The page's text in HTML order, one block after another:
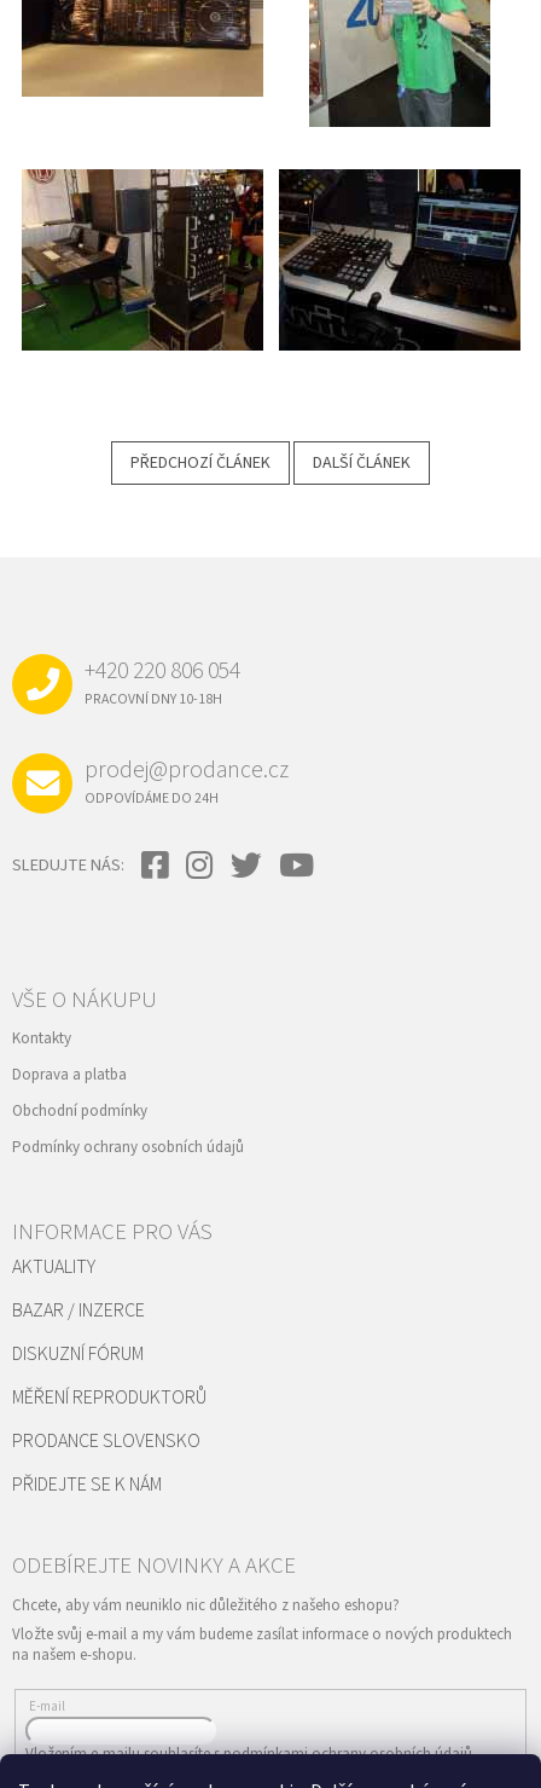
PŘEDCHOZÍ ČLÁNEK DALŠÍ ČLÁNEK
+420 220 806 054
PRACOVNÍ DNY 10-18H
prodej@prodance.cz
ODPOVÍDÁME DO 24H
SLEDUJTE NÁS:
VŠE O NÁKUPU
Kontakty
Doprava a platba
Obchodní podmínky
Podmínky ochrany osobních údajů
INFORMACE PRO VÁS
AKTUALITY
BAZAR / INZERCE
DISKUZNÍ FÓRUM
MĚŘENÍ REPRODUKTORŮ
PRODANCE SLOVENSKO
PŘIDEJTE SE K NÁM
Vložte svůj e-mail a my vám budeme zasílat informace o nových produktech
na našem e-shopu.
E-mail
Vložením e-mailu souhlasíte spodmínkami ochrany osobních údajů